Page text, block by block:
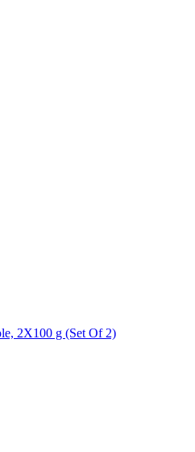
2X100 g (Set Of 2)